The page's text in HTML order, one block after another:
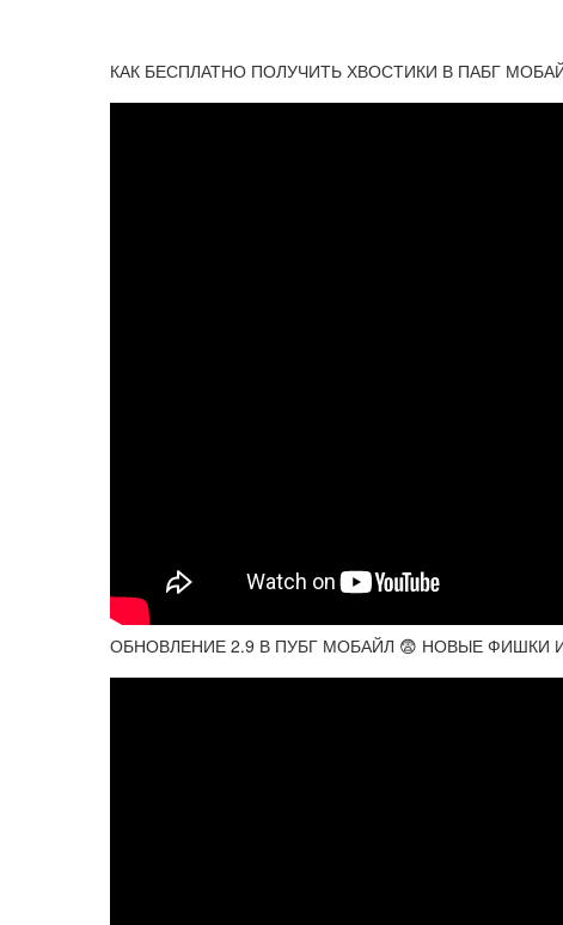
КАК БЕСПЛАТНО ПОЛУЧИТЬ ХВОСТИКИ В ПАБГ МОБАЙЛ
ОБНОВЛЕНИЕ 2.9 В ПУБГ МОБАЙЛ 😨 НОВЫЕ ФИШКИ И